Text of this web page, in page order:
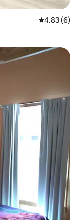
Calificación
4.83 (6)